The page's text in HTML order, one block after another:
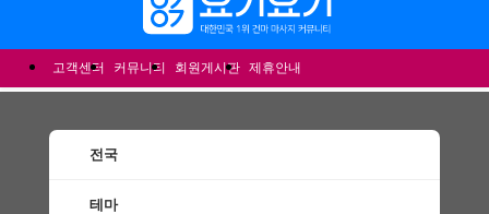
고객센터 커뮤니티 회원게시판 제휴안내
전국
테마